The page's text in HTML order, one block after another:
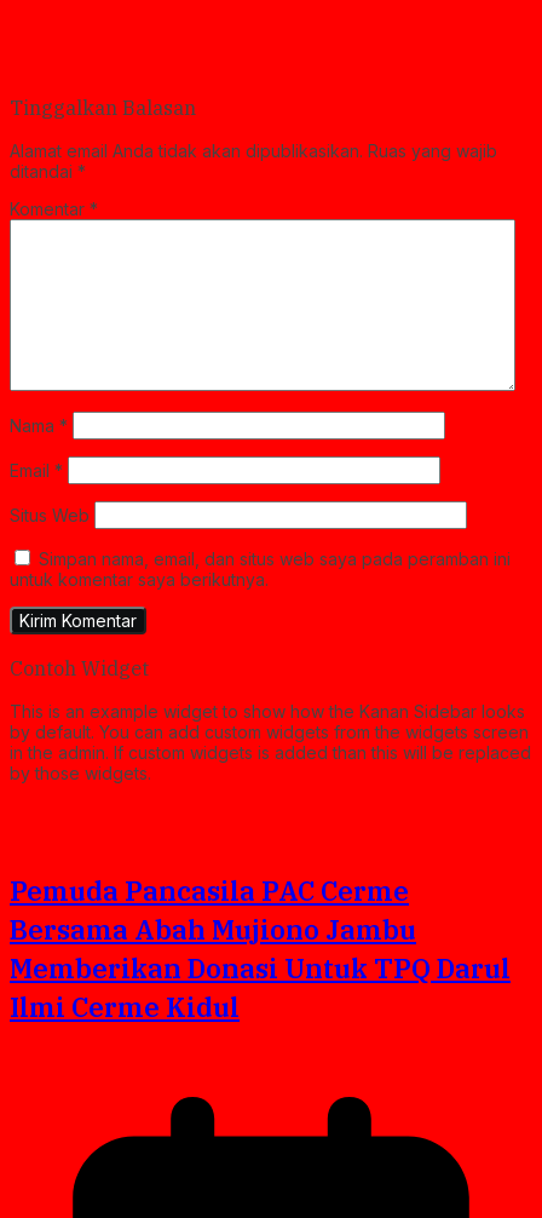
Tinggalkan Balasan
Alamat email Anda tidak akan dipublikasikan. Ruas yang wajib
ditandai *
Komentar *
Nama *
Email *
Situs Web
Simpan nama, email, dan situs web saya pada peramban ini
untuk komentar saya berikutnya.
Contoh Widget
This is an example widget to show how the Kanan Sidebar looks
by default. You can add custom widgets from the widgets screen
in the admin. If custom widgets is added than this will be replaced
by those widgets.
Pemuda Pancasila PAC Cerme
Bersama Abah Mujiono Jambu
Memberikan Donasi Untuk TPQ Darul
Ilmi Cerme Kidul